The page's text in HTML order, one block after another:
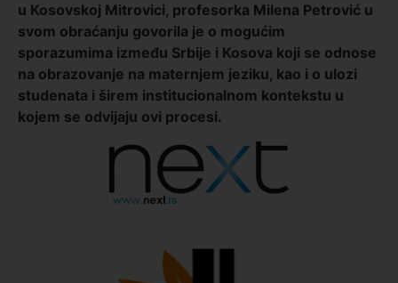
u Kosovskoj Mitrovici, profesorka Milena Petrović u
svom obraćanju govorila je o mogućim
sporazumima između Srbije i Kosova koji se odnose
na obrazovanje na maternjem jeziku, kao i o ulozi
studenata i širem institucionalnom kontekstu u
kojem se odvijaju ovi procesi.